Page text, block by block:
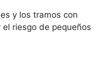
y los tramos con
riesgo de pequeños